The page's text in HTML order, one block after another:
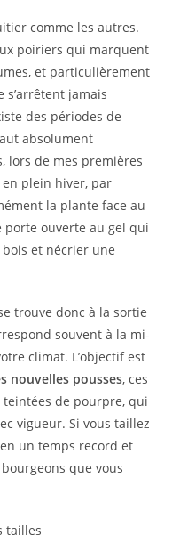
comme les autres.
poiriers qui marquent
et particulièrement
jamais
des périodes de
absolument
lors de mes premières
plein hiver, par
la plante face au
ouverte au gel qui
et nécrier une
trouve donc à la sortie
souvent à la mi-
climat. L’objectif est
nouvelles pousses, ces
de pourpre, qui
vigueur. Si vous taillez
un temps record et
que vous
tailles